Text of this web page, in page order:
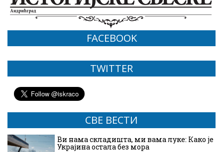
FACEBOOK
TWITTER
СВЕ ВЕСТИ
Ви нама складишта, ми вама луке: Како је
Украјина остала без мора